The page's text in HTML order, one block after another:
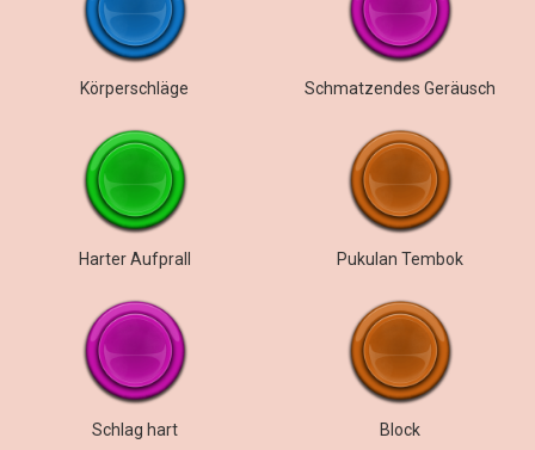
Körperschläge Schmatzendes Geräusch
Harter Aufprall Pukulan Tembok
Schlag hart Block